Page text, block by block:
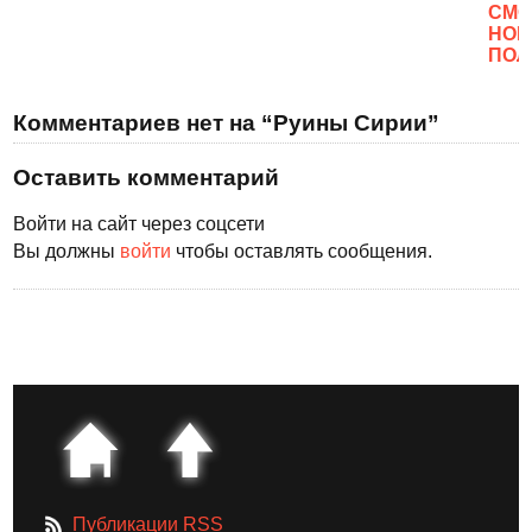
Комментариев нет на “Руины Сирии”
Оставить комментарий
Войти на сайт через соцсети
Вы должны войти чтобы оставлять сообщения.
Публикации RSS